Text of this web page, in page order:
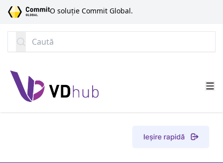
SARI LA CONȚINUT
O soluție Commit Global.
Caută